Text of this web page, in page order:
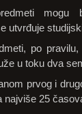
mogu
utvrđuje
po
u toku dva
prvog i
najviše 25